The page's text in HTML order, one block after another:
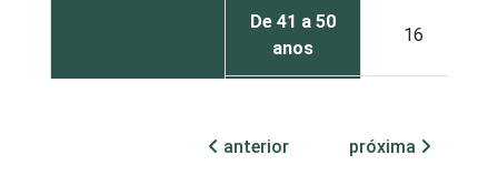
De 41 a 50
anos
16
anterior próxima